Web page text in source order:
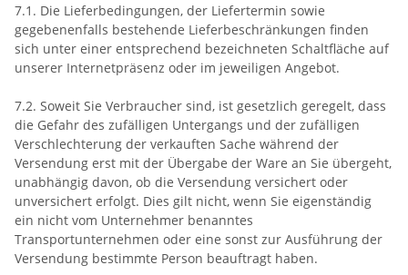
7.1. Die Lieferbedingungen, der Liefertermin sowie
gegebenenfalls bestehende Lieferbeschränkungen finden
sich unter einer entsprechend bezeichneten Schaltfläche auf
unserer Internetpräsenz oder im jeweiligen Angebot.
7.2. Soweit Sie Verbraucher sind, ist gesetzlich geregelt, dass
die Gefahr des zufälligen Untergangs und der zufälligen
Verschlechterung der verkauften Sache während der
Versendung erst mit der Übergabe der Ware an Sie übergeht,
unabhängig davon, ob die Versendung versichert oder
unversichert erfolgt. Dies gilt nicht, wenn Sie eigenständig
ein nicht vom Unternehmer benanntes
Transportunternehmen oder eine sonst zur Ausführung der
Versendung bestimmte Person beauftragt haben.